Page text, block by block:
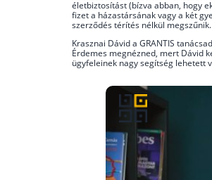
életbiztosítást (bízva abban, hogy
fizet a házastársának vagy a két
szerződés térítés nélkül megszűnik.
Krasznai Dávid a GRANTIS
Érdemes megnézned, mert Dávid
ügyfeleinek nagy segítség lehetett